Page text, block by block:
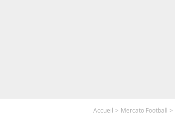
Accueil Mercato Football